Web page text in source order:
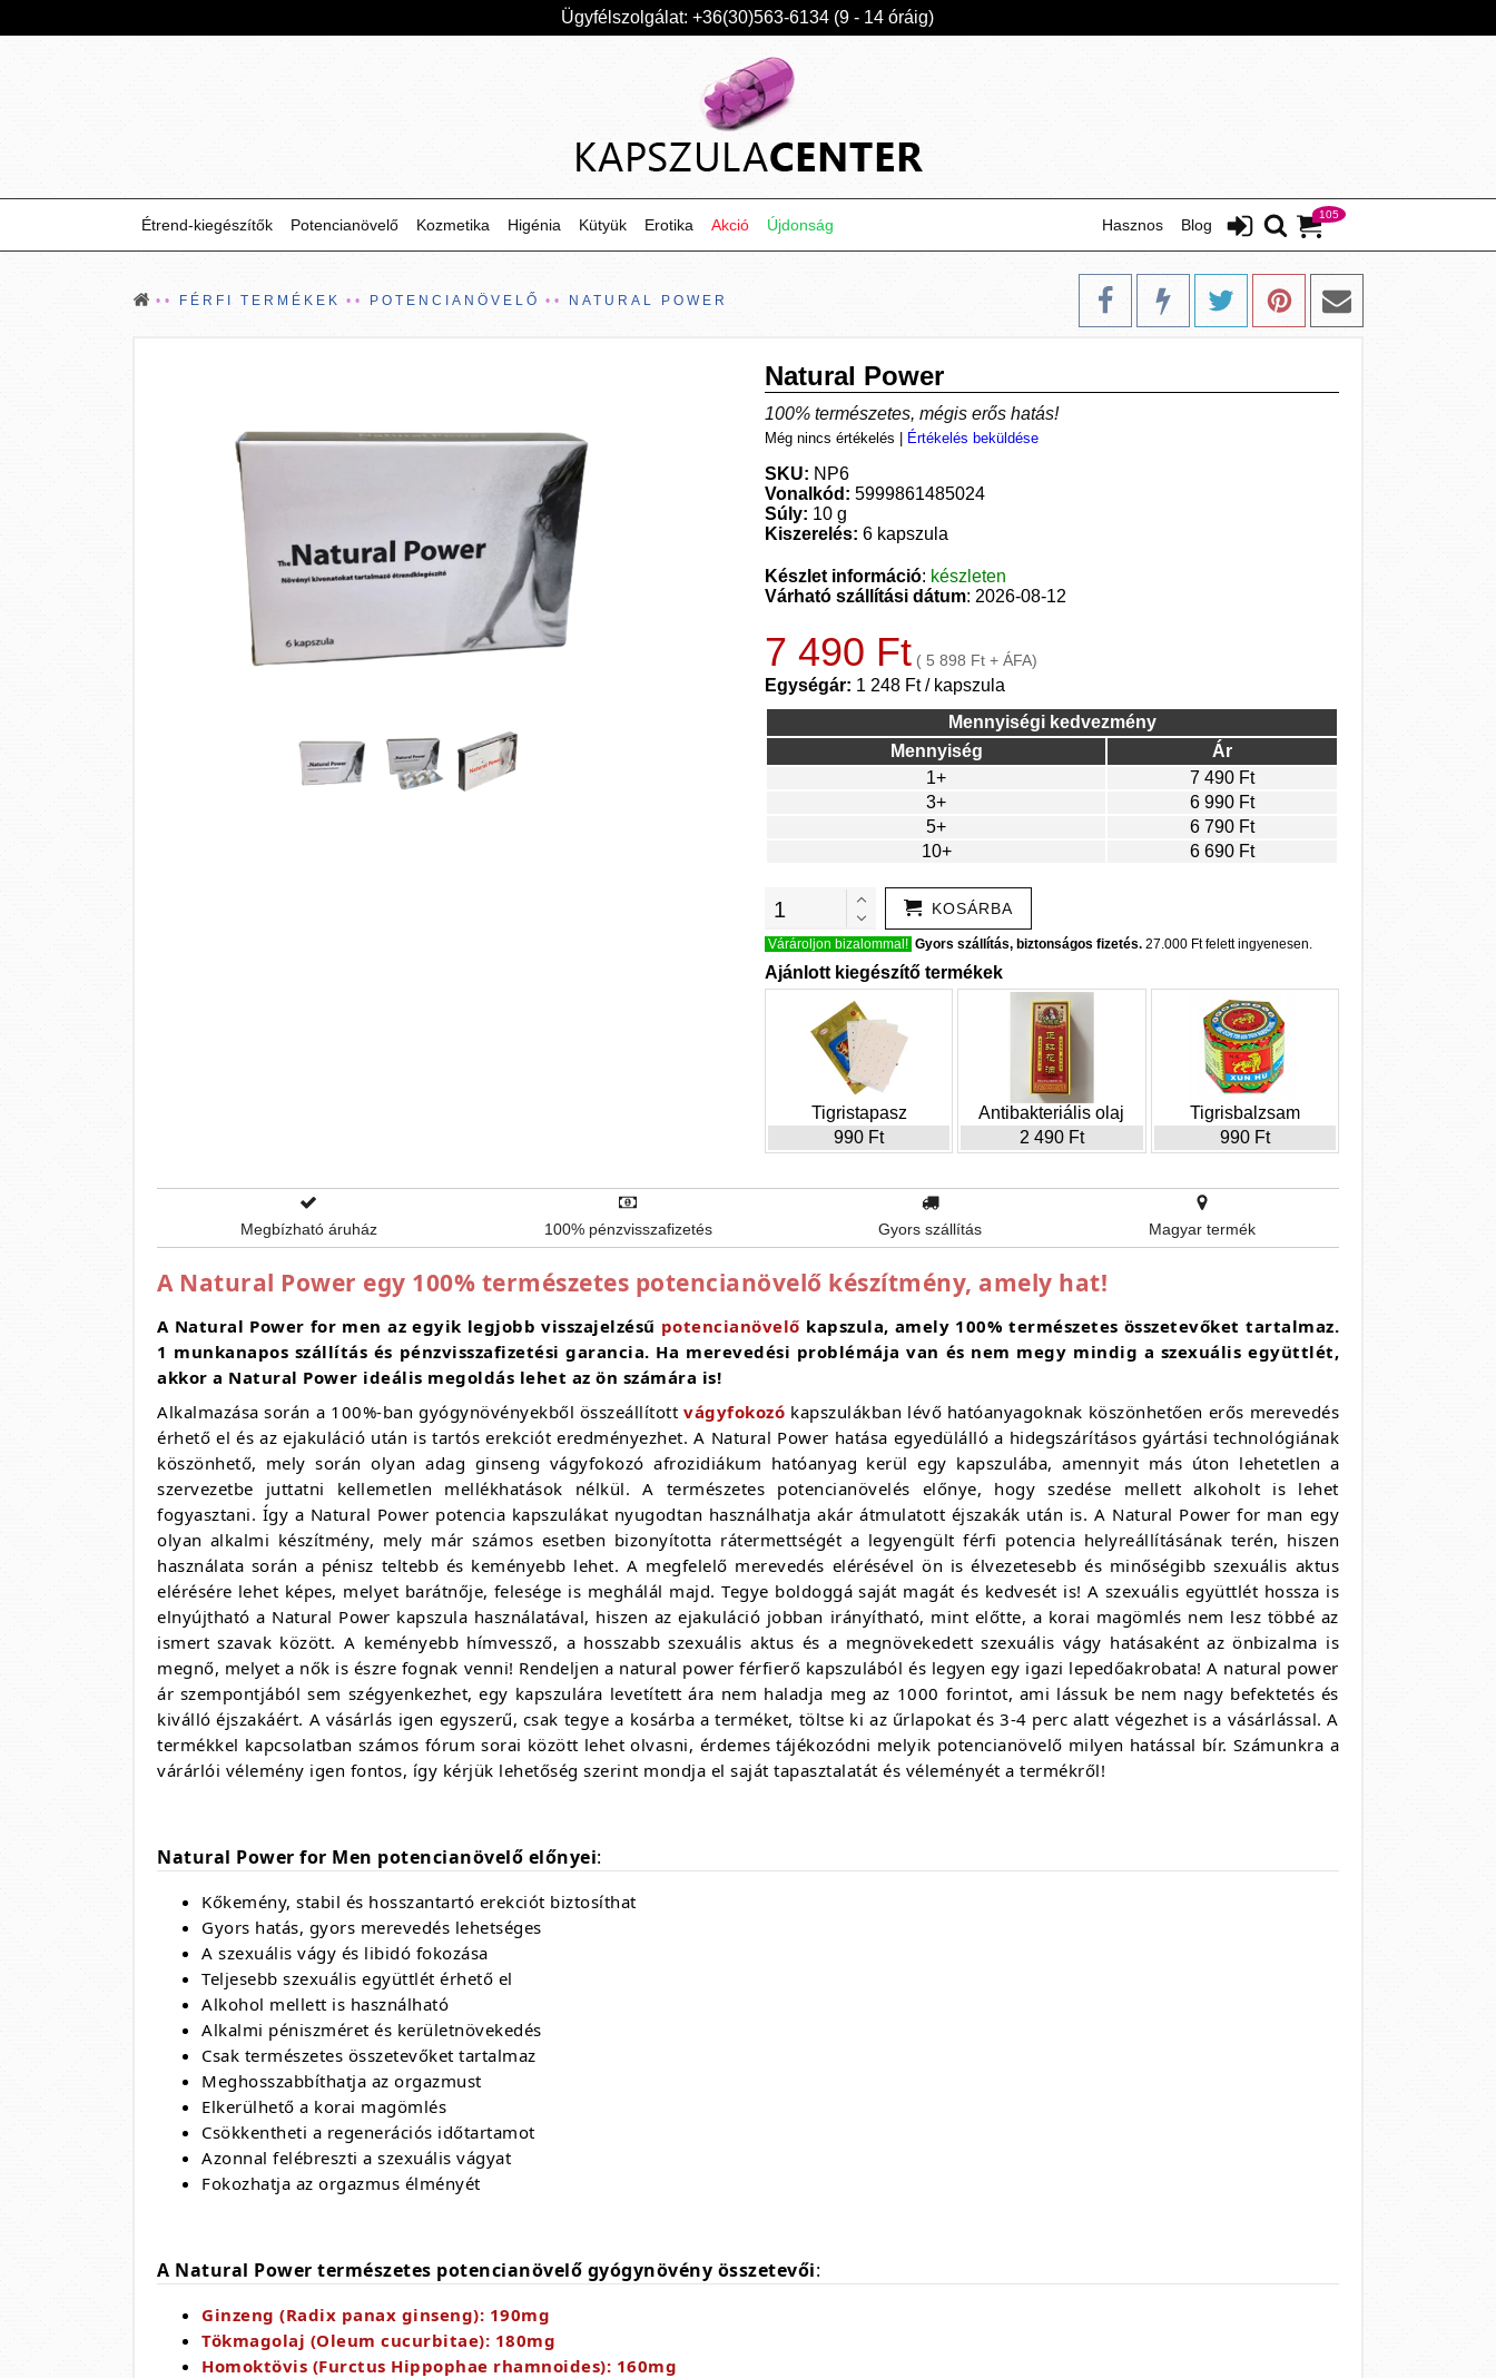
Ügyfélszolgálat: +36(30)563-6134 (9 - 14 óráig)
105
Étrend-kiegészítők Blog
Potencianövelő Hasznos
Kozmetika Higénia Kütyük Erotika Akció Újdonság
FÉRFI TERMÉKEK POTENCIANÖVELŐ NATURAL POWER
Natural Power
100% természetes, mégis erős hatás!
Még nincs értékelés Értékelés beküldése
SKU: NP6
Vonalkód: 5999861485024
Súly: 10 g
Kiszerelés: 6 kapszula
Készlet információ: készleten
Várható szállítási dátum: 2026-08-12
7 490 Ft ( 5 898 Ft + ÁFA)
Egységár: 1 248 Ft / kapszula
Mennyiségi kedvezmény
Mennyiség
Ár
1+
7 490 Ft
3+
6 990 Ft
5+
6 790 Ft
10+
6 690 Ft
KOSÁRBA
Várároljon bizalommal! Gyors szállítás, biztonságos fizetés. 27.000 Ft felett ingyenesen.
Ajánlott kiegészítő termékek
Tigristapasz
990 Ft
Antibakteriális olaj
2 490 Ft
Tigrisbalzsam
990 Ft
Megbízható áruház 100% pénzvisszafizetés Gyors szállítás Magyar termék
A Natural Power egy 100% természetes potencianövelő készítmény, amely hat!
A Natural Power for men az egyik legjobb visszajelzésű potencianövelő kapszula, amely 100% természetes összetevőket tartalmaz.
1 munkanapos szállítás és pénzvisszafizetési garancia. Ha merevedési problémája van és nem megy mindig a szexuális együttlét,
akkor a Natural Power ideális megoldás lehet az ön számára is!
Alkalmazása során a 100%-ban gyógynövényekből összeállítottvágyfokozó kapszulákban lévő hatóanyagoknak köszönhetően erős merevedés
érhető el és az ejakuláció után is tartós erekciót eredményezhet. A Natural Power hatása egyedülálló a hidegszárításos gyártási technológiának
köszönhető, mely során olyan adag ginseng vágyfokozó afrozidiákum hatóanyag kerül egy kapszulába, amennyit más úton lehetetlen a
szervezetbe juttatni kellemetlen mellékhatások nélkül. A természetes potencianövelés előnye, hogy szedése mellett alkoholt is lehet
fogyasztani. Így a Natural Power potencia kapszulákat nyugodtan használhatja akár átmulatott éjszakák után is. A Natural Power for man egy
olyan alkalmi készítmény, mely már számos esetben bizonyította rátermettségét a legyengült férfi potencia helyreállításának terén, hiszen
használata során a pénisz teltebb és keményebb lehet. A megfelelő merevedés elérésével ön is élvezetesebb és minőségibb szexuális aktus
elérésére lehet képes, melyet barátnője, felesége is meghálál majd. Tegye boldoggá saját magát és kedvesét is! A szexuális együttlét hossza is
elnyújtható a Natural Power kapszula használatával, hiszen az ejakuláció jobban irányítható, mint előtte, a korai magömlés nem lesz többé az
ismert szavak között. A keményebb hímvessző, a hosszabb szexuális aktus és a megnövekedett szexuális vágy hatásaként az önbizalma is
megnő, melyet a nők is észre fognak venni! Rendeljen a natural power férfierő kapszulából és legyen egy igazi lepedőakrobata! A natural power
ár szempontjából sem szégyenkezhet, egy kapszulára levetített ára nem haladja meg az 1000 forintot, ami lássuk be nem nagy befektetés és
kiválló éjszakáért. A vásárlás igen egyszerű, csak tegye a kosárba a terméket, töltse ki az űrlapokat és 3-4 perc alatt végezhet is a vásárlással. A
termékkel kapcsolatban számos fórum sorai között lehet olvasni, érdemes tájékozódni melyik potencianövelő milyen hatással bír. Számunkra a
várárlói vélemény igen fontos, így kérjük lehetőség szerint mondja el saját tapasztalatát és véleményét a termékről!
Natural Power for Men potencianövelő előnyei:
Kőkemény, stabil és hosszantartó erekciót biztosíthat
Gyors hatás, gyors merevedés lehetséges
A szexuális vágy és libidó fokozása
Teljesebb szexuális együttlét érhető el
Alkohol mellett is használható
Alkalmi péniszméret és kerületnövekedés
Csak természetes összetevőket tartalmaz
Meghosszabbíthatja az orgazmust
Elkerülhető a korai magömlés
Csökkentheti a regenerációs időtartamot
Azonnal felébreszti a szexuális vágyat
Fokozhatja az orgazmus élményét
A Natural Power természetes potencianövelő gyógynövény összetevői:
Ginzeng (Radix panax ginseng): 190mg
Tökmagolaj (Oleum cucurbitae): 180mg
Homoktövis (Furctus Hippophae rhamnoides): 160mg